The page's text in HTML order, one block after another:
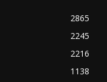
2865
2245
2216
1138